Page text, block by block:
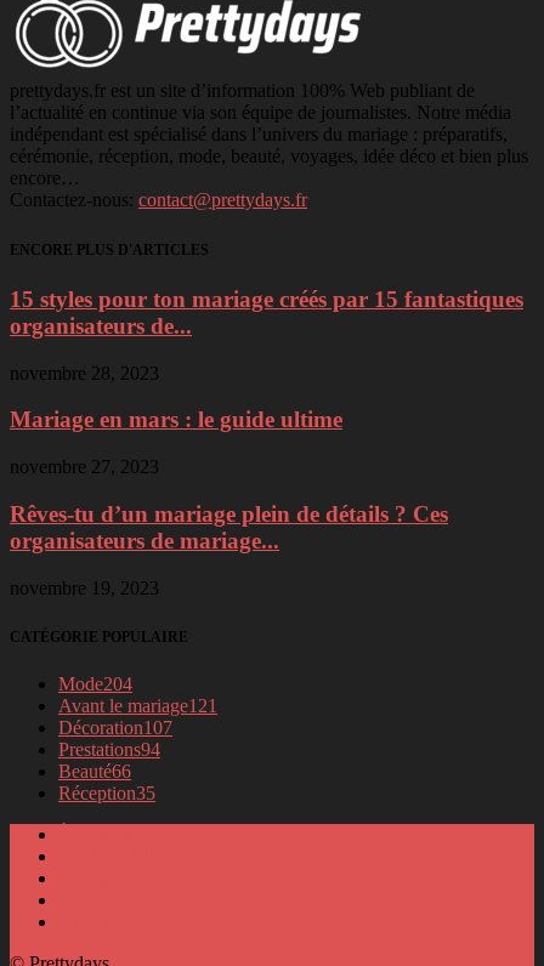
prettydays.fr est un site d’information 100% Web publiant de
l’actualité en continue via son équipe de journalistes. Notre média
indépendant est spécialisé dans l’univers du mariage : préparatifs,
cérémonie, réception, mode, beauté, voyages, idée déco et bien plus
encore…
Contactez-nous: contact@prettydays.fr
ENCORE PLUS D'ARTICLES
15 styles pour ton mariage créés par 15 fantastiques
organisateurs de...
novembre 28, 2023
Mariage en mars : le guide ultime
novembre 27, 2023
Rêves-tu d’un mariage plein de détails ? Ces
organisateurs de mariage...
novembre 19, 2023
CATÉGORIE POPULAIRE
Mode204
Avant le mariage121
Décoration107
Prestations94
Beauté66
Réception35